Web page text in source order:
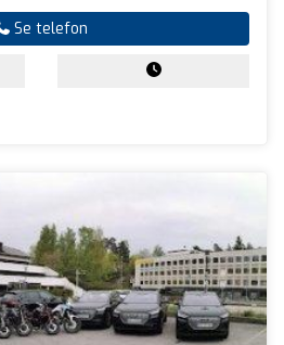
Se telefon